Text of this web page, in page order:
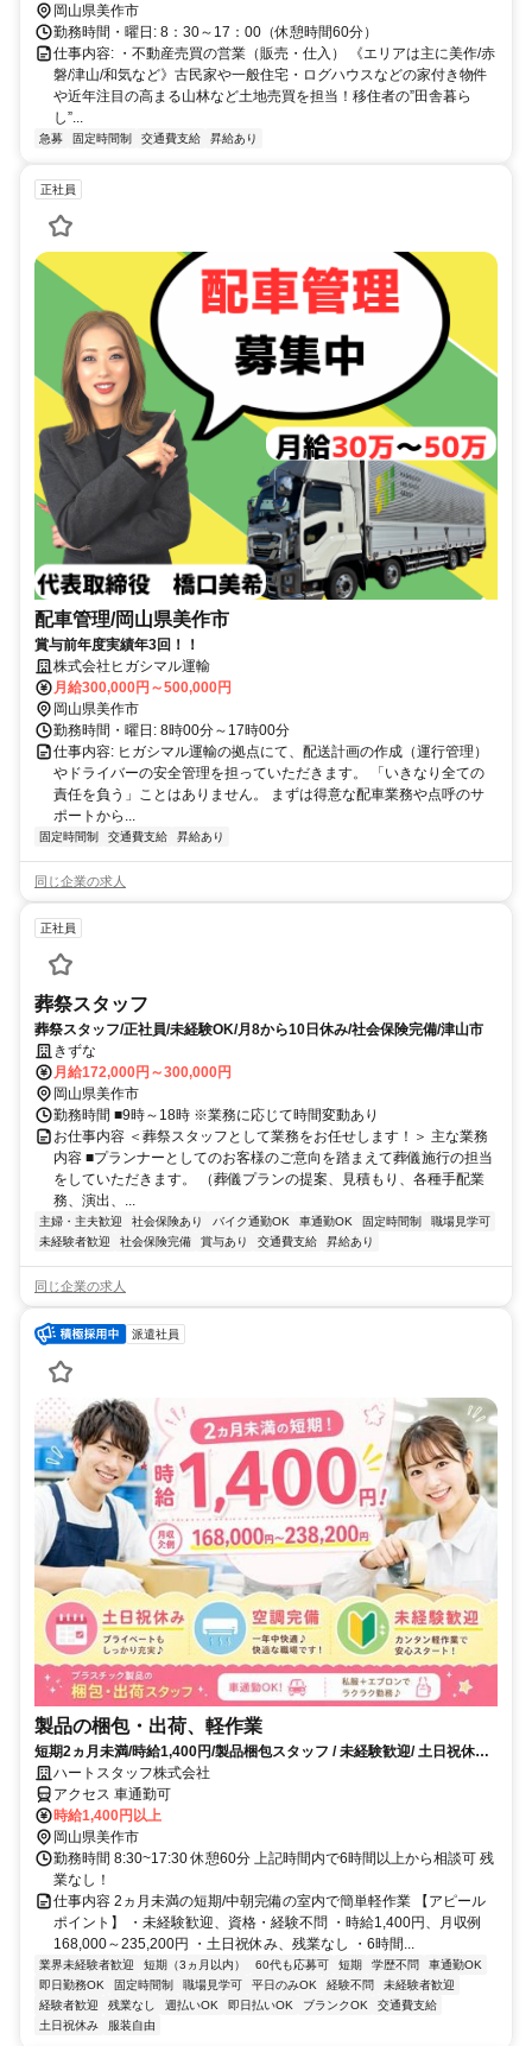
岡山県美作市
勤務時間・曜日: 8：30～17：00（休憩時間60分）
仕事内容: ・不動産売買の営業（販売・仕入） 《エリアは主に美作/赤
磐/津山/和気など》古民家や一般住宅・ログハウスなどの家付き物件
や近年注目の高まる山林など土地売買を担当！移住者の”田舎暮ら
し”...
急募 固定時間制 交通費支給 昇給あり
正社員
配車管理/岡山県美作市
賞与前年度実績年3回！！
株式会社ヒガシマル運輸
月給300,000円～500,000円
岡山県美作市
勤務時間・曜日: 8時00分～17時00分
仕事内容: ヒガシマル運輸の拠点にて、配送計画の作成（運行管理）
やドライバーの安全管理を担っていただきます。 「いきなり全ての
責任を負う」ことはありません。 まずは得意な配車業務や点呼のサ
ポートから...
固定時間制 交通費支給 昇給あり
同じ企業の求人
正社員
葬祭スタッフ
葬祭スタッフ/正社員/未経験OK/月8から10日休み/社会保険完備/津山市
きずな
月給172,000円～300,000円
岡山県美作市
勤務時間 ■9時～18時 ※業務に応じて時間変動あり
お仕事内容 ＜葬祭スタッフとして業務をお任せします！＞ 主な業務
内容 ■プランナーとしてのお客様のご意向を踏まえて葬儀施行の担当
をしていただきます。 （葬儀プランの提案、見積もり、各種手配業
務、演出、...
主婦・主夫歓迎 社会保険あり バイク通勤OK 車通勤OK 固定時間制
職場見学可
未経験者歓迎
社会保険完備 賞与あり 交通費支給 昇給あり
同じ企業の求人
派遣社員
製品の梱包・出荷、軽作業
短期2ヵ月未満/時給1,400円/製品梱包スタッフ / 未経験歓迎/ 土日祝休み/
軽作業スタッフ / 残業なし/扶養内勤務
ハートスタッフ株式会社
アクセス 車通勤可
時給1,400円以上
岡山県美作市
勤務時間 8:30~17:30 休憩60分 上記時間内で6時間以上から相談可 残
業なし！
仕事内容 2ヵ月未満の短期/中朝完備の室内で簡単軽作業 【アピール
ポイント】 ・未経験歓迎、資格・経験不問 ・時給1,400円、月収例
168,000～235,200円 ・土日祝休み、残業なし ・6時間...
業界未経験者歓迎 短期（3ヵ月以内） 60代も応募可 短期 学歴不問
車通勤OK
即日勤務OK
固定時間制 職場見学可 平日のみOK 経験不問
未経験者歓迎
経験者歓迎
残業なし 週払いOK 即日払いOK ブランクOK
交通費支給
土日祝休み
服装自由